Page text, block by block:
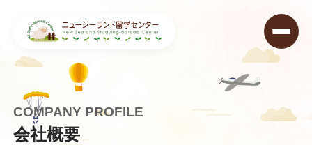
会社概要
COMPANY PROFILE